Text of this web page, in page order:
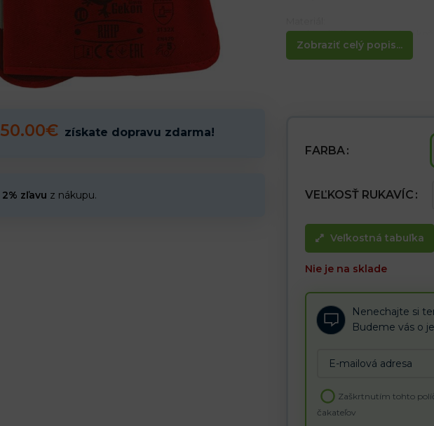
50.00€ získate dopravu zdarma!
2% zľavu z nákupu.
Zobraziť celý popis...
Vyrobené z lícovej hovädzej
Vlastnosti:
– Používané v stavebníctve a
FARBA
VEĽKOSŤ RUKAVÍC
Veľkostná tabuľka
Nie je na sklade
Nenechajte si
Budeme vás o
Zaškrtnutím tohto
čakateľov
your
email
address
to